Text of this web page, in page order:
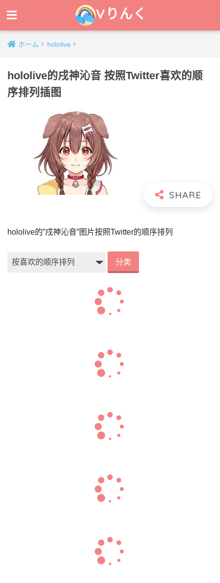
Vりんく
ホーム hololive
hololive的戌神沁音 按照Twitter喜欢的顺
序排列插图
hololive的”戌神沁音”图片按照Twitter的顺序排列
分类